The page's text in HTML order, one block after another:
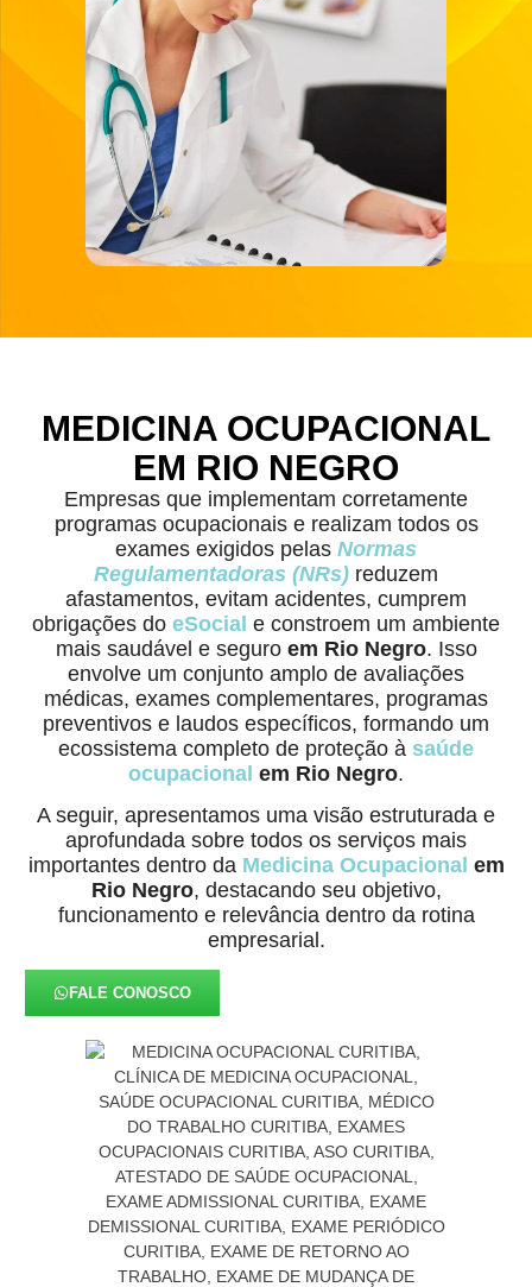
MEDICINA OCUPACIONAL
EM RIO NEGRO
Empresas que implementam corretamente
programas ocupacionais e realizam todos os
exames exigidos pelas Normas
Regulamentadoras (NRs) reduzem
afastamentos, evitam acidentes, cumprem
obrigações do eSocial e constroem um ambiente
mais saudável e seguro em Rio Negro. Isso
envolve um conjunto amplo de avaliações
médicas, exames complementares, programas
preventivos e laudos específicos, formando um
ecossistema completo de proteção à saúde
ocupacional em Rio Negro.
A seguir, apresentamos uma visão estruturada e
aprofundada sobre todos os serviços mais
importantes dentro da Medicina Ocupacional em
Rio Negro, destacando seu objetivo,
funcionamento e relevância dentro da rotina
empresarial.
FALE CONOSCO